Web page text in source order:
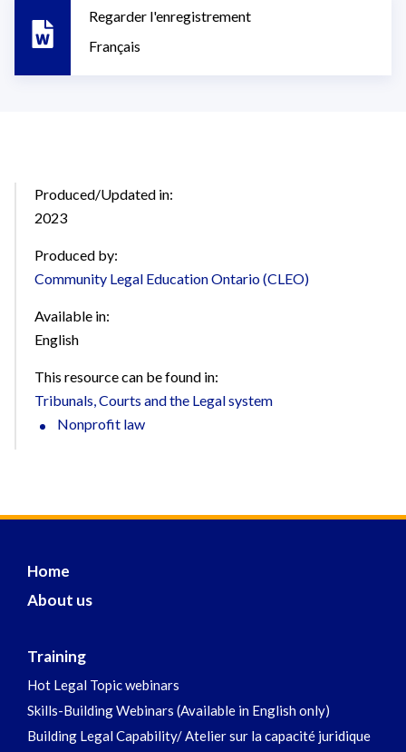
Regarder l'enregistrement
Français
Produced/Updated in:
2023
Produced by:
Community Legal Education Ontario (CLEO)
Available in:
English
This resource can be found in:
Tribunals, Courts and the Legal system
Nonprofit law
Home
About us
Training
Hot Legal Topic webinars
Skills-Building Webinars (Available in English only)
Building Legal Capability/ Atelier sur la capacité juridique